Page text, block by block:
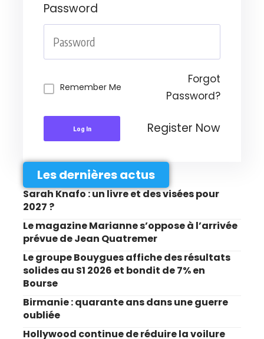
Password
Remember Me
Forgot
Password?
Log In Register Now
Les dernières actus
Sarah Knafo : un livre et des visées pour
2027 ?
Le magazine Marianne s’oppose à l’arrivée
prévue de Jean Quatremer
Le groupe Bouygues affiche des résultats
solides au S1 2026 et bondit de 7% en
Bourse
Birmanie : quarante ans dans une guerre
oubliée
Hollywood continue de réduire la voilure